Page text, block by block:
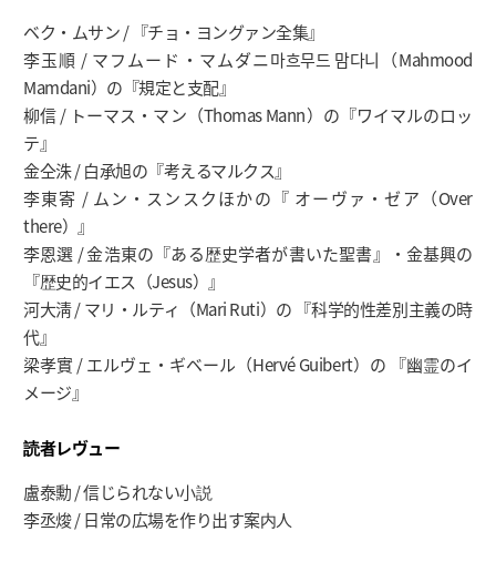
ベク・ムサン / 『チョ・ヨングァン全集』
李玉順 / マフムード・マムダニ마흐무드 맘다니（Mahmood
Mamdani）の『規定と支配』
柳信 / トーマス・マン（Thomas Mann）の『ワイマルのロッ
テ』
金仝洙 / 白承旭の『考えるマルクス』
李東寄 / ムン・スンスクほかの『 オーヴァ・ゼア（Over
there）』
李恩選 / 金浩東の『ある歴史学者が書いた聖書』・金基興の
『歴史的イエス（Jesus）』
河大淸 / マリ・ルティ（Mari Ruti）の 『科学的性差別主義の時
代』
梁孝實 / エルヴェ・ギベール（Hervé Guibert）の 『幽霊のイ
メージ』
読者レヴュー
盧泰勳 / 信じられない小説
李丞焌 / 日常の広場を作り出す案内人